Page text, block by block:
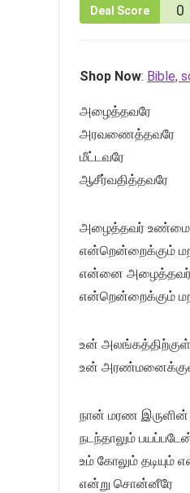
Deal Score 0
Shop Now: Bible,
அழைத்தவரே
அரவணைத்தவரே
மீட்டவரே
ஆசீர்வதித்தவரே
அழைத்தவர் உண்மை
என்றென்றைக்கும்
என்னை
என்றென்றைக்கும்
உன்
உன் அரண்மனைக்குள்
நான் மரண இருளின்
நடந்தாலும்
உம் கோலும் தடியும்
என்று சொன்னீரே